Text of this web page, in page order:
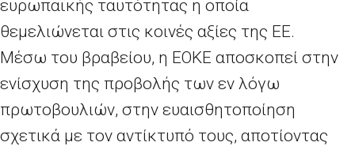
ευρωπαϊκής ταυτότητας η οποία
θεμελιώνεται στις κοινές αξίες της ΕΕ.
Μέσω του βραβείου, η ΕΟΚΕ αποσκοπεί στην
ενίσχυση της προβολής των εν λόγω
πρωτοβουλιών, στην ευαισθητοποίηση
σχετικά με τον αντίκτυπό τους, αποτίοντας